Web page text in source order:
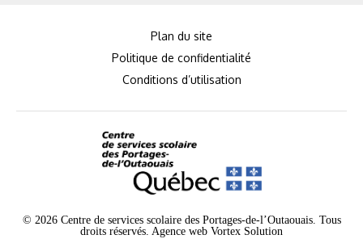
Plan du site
Politique de confidentialité
Conditions d’utilisation
© 2026 Centre de services scolaire des Portages-de-l’Outaouais. Tous
droits réservés. Agence web Vortex Solution